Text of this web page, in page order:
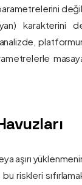
değil,
karakterini
aşırı
bu riskleri